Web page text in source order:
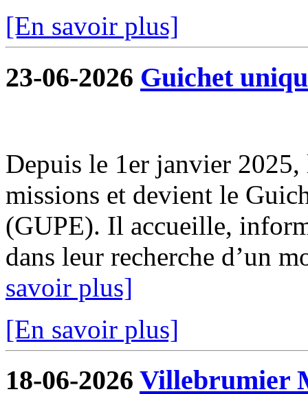
[En savoir plus]
23-06-2026 Guichet
Depuis le 1er janvier 2025,
missions et devient le
(GUPE). Il accueille,
dans leur recherche d’un
savoir plus]
[En savoir plus]
18-06-2026 Villebrumier